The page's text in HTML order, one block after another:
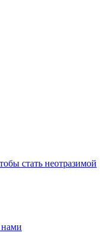
стать неотразимой
нами